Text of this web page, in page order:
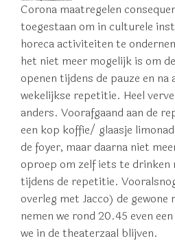
Corona maatregelen
toegestaan om in culturele
horeca activiteiten te
het niet meer mogelijk is om
openen tijdens de pauze en na
wekelijkse repetitie. Heel
anders. Voorafgaand aan de
een kop koffie/ glaasje
de foyer, maar daarna niet
oproep om zelf iets te drinken
tijdens de repetitie.
overleg met Jacco) de
nemen we rond 20.45 even
we in de theaterzaal blijven.